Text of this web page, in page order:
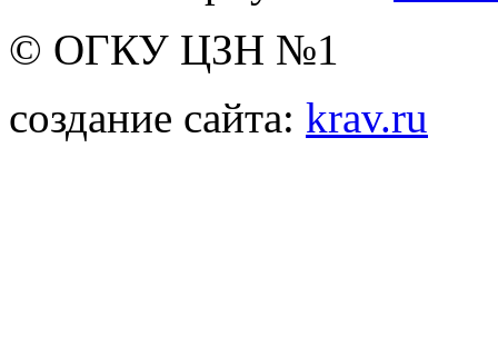
© ОГКУ ЦЗН №1
создание сайта: krav.ru